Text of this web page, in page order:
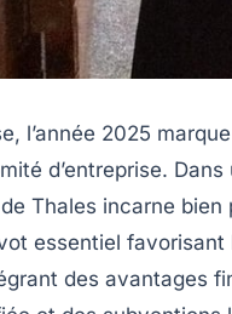
l’année 2025
d’entreprise.
Thales incarne
essentiel
des avantages